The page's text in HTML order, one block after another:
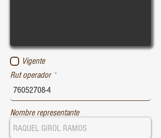
Vigente
Rut operador
Nombre representante